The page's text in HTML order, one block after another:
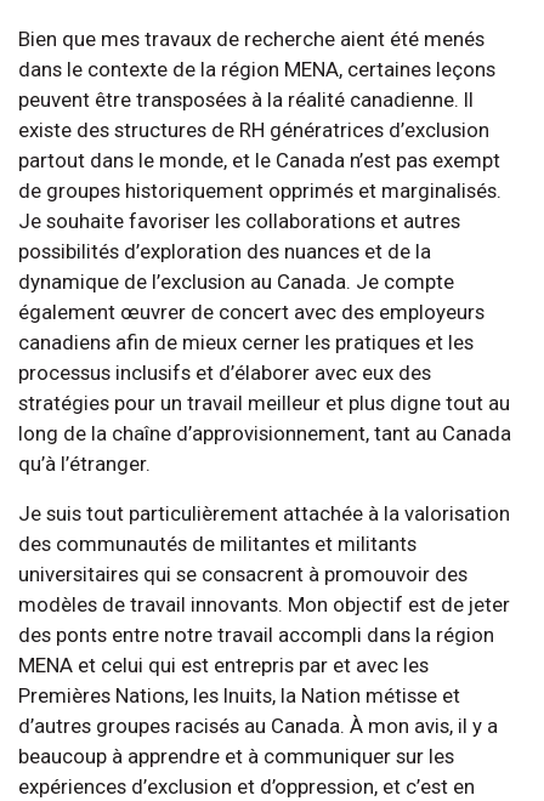
Bien que mes travaux de recherche aient été menés
dans le contexte de la région MENA, certaines leçons
peuvent être transposées à la réalité canadienne. Il
existe des structures de RH génératrices d’exclusion
partout dans le monde, et le Canada n’est pas exempt
de groupes historiquement opprimés et marginalisés.
Je souhaite favoriser les collaborations et autres
possibilités d’exploration des nuances et de la
dynamique de l’exclusion au Canada. Je compte
également œuvrer de concert avec des employeurs
canadiens afin de mieux cerner les pratiques et les
processus inclusifs et d’élaborer avec eux des
stratégies pour un travail meilleur et plus digne tout au
long de la chaîne d’approvisionnement, tant au Canada
qu’à l’étranger.
Je suis tout particulièrement attachée à la valorisation
des communautés de militantes et militants
universitaires qui se consacrent à promouvoir des
modèles de travail innovants. Mon objectif est de jeter
des ponts entre notre travail accompli dans la région
MENA et celui qui est entrepris par et avec les
Premières Nations, les Inuits, la Nation métisse et
d’autres groupes racisés au Canada. À mon avis, il y a
beaucoup à apprendre et à communiquer sur les
expériences d’exclusion et d’oppression, et c’est en